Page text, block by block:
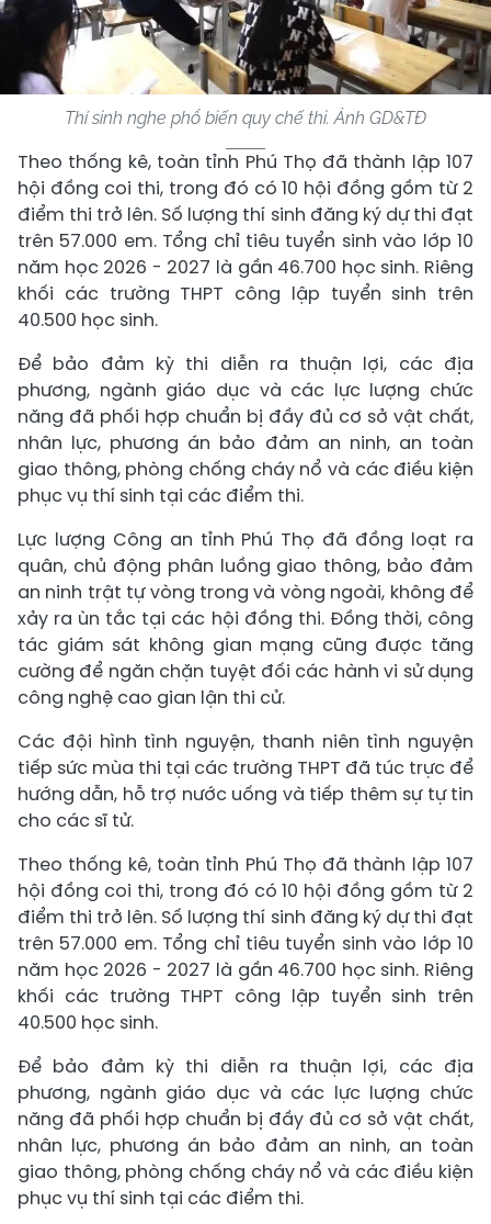
Thí sinh nghe phổ biến quy chế thi. Ảnh GD&TĐ
Theo thống kê, toàn tỉnh Phú Thọ đã thành lập 107
hội đồng coi thi, trong đó có 10 hội đồng gồm từ 2
điểm thi trở lên. Số lượng thí sinh đăng ký dự thi đạt
trên 57.000 em. Tổng chỉ tiêu tuyển sinh vào lớp 10
năm học 2026 - 2027 là gần 46.700 học sinh. Riêng
khối các trường THPT công lập tuyển sinh trên
40.500 học sinh.
Để bảo đảm kỳ thi diễn ra thuận lợi, các địa
phương, ngành giáo dục và các lực lượng chức
năng đã phối hợp chuẩn bị đầy đủ cơ sở vật chất,
nhân lực, phương án bảo đảm an ninh, an toàn
giao thông, phòng chống cháy nổ và các điều kiện
phục vụ thí sinh tại các điểm thi.
Lực lượng Công an tỉnh Phú Thọ đã đồng loạt ra
quân, chủ động phân luồng giao thông, bảo đảm
an ninh trật tự vòng trong và vòng ngoài, không để
xảy ra ùn tắc tại các hội đồng thi. Đồng thời, công
tác giám sát không gian mạng cũng được tăng
cường để ngăn chặn tuyệt đối các hành vi sử dụng
công nghệ cao gian lận thi cử.
Các đội hình tình nguyện, thanh niên tình nguyện
tiếp sức mùa thi tại các trường THPT đã túc trực để
hướng dẫn, hỗ trợ nước uống và tiếp thêm sự tự tin
cho các sĩ tử.
Theo thống kê, toàn tỉnh Phú Thọ đã thành lập 107
hội đồng coi thi, trong đó có 10 hội đồng gồm từ 2
điểm thi trở lên. Số lượng thí sinh đăng ký dự thi đạt
trên 57.000 em. Tổng chỉ tiêu tuyển sinh vào lớp 10
năm học 2026 - 2027 là gần 46.700 học sinh. Riêng
khối các trường THPT công lập tuyển sinh trên
40.500 học sinh.
Để bảo đảm kỳ thi diễn ra thuận lợi, các địa
phương, ngành giáo dục và các lực lượng chức
năng đã phối hợp chuẩn bị đầy đủ cơ sở vật chất,
nhân lực, phương án bảo đảm an ninh, an toàn
giao thông, phòng chống cháy nổ và các điều kiện
phục vụ thí sinh tại các điểm thi.